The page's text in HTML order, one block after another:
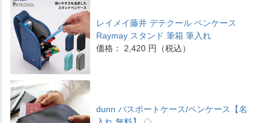
レイメイ藤井 デテクール ペンケース
Raymay スタンド 筆箱 筆入れ
価格： 2,420 円（税込）
dunn パスポートケース/ペンケース【名